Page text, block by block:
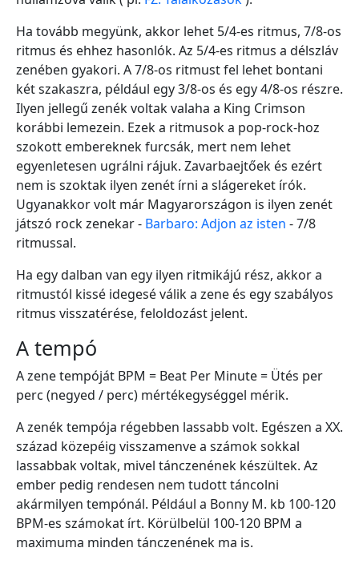
Ha tovább megyünk, akkor lehet 5/4-es ritmus, 7/8-os
ritmus és ehhez hasonlók. Az 5/4-es ritmus a délszláv
zenében gyakori. A 7/8-os ritmust fel lehet bontani
két szakaszra, például egy 3/8-os és egy 4/8-os részre.
Ilyen jellegű zenék voltak valaha a King Crimson
korábbi lemezein. Ezek a ritmusok a pop-rock-hoz
szokott embereknek furcsák, mert nem lehet
egyenletesen ugrálni rájuk. Zavarbaejtőek és ezért
nem is szoktak ilyen zenét írni a slágereket írók.
Ugyanakkor volt már Magyarországon is ilyen zenét
játszó rock zenekar - Barbaro: Adjon az isten - 7/8
ritmussal.
Ha egy dalban van egy ilyen ritmikájú rész, akkor a
ritmustól kissé idegesé válik a zene és egy szabályos
ritmus visszatérése, feloldozást jelent.
A tempó
A zene tempóját BPM = Beat Per Minute = Ütés per
perc (negyed / perc) mértékegységgel mérik.
A zenék tempója régebben lassabb volt. Egészen a XX.
század közepéig visszamenve a számok sokkal
lassabbak voltak, mivel tánczenének készültek. Az
ember pedig rendesen nem tudott táncolni
akármilyen tempónál. Például a Bonny M. kb 100-120
BPM-es számokat írt. Körülbelül 100-120 BPM a
maximuma minden tánczenének ma is.